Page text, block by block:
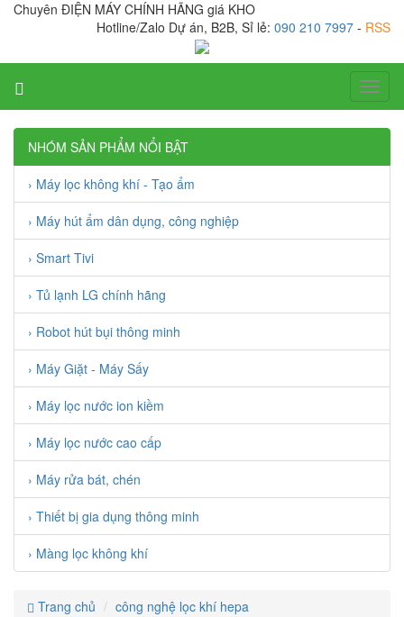
Chuyên ĐIỆN MÁY CHÍNH HÃNG giá KHO
Hotline/Zalo Dự án, B2B, Sỉ lẻ: 090 210 7997 - RSS
NHÓM SẢN PHẨM NỔI BẬT
› Máy lọc không khí - Tạo ẩm
› Máy hút ẩm dân dụng, công nghiệp
› Smart Tivi
› Tủ lạnh LG chính hãng
› Robot hút bụi thông minh
› Máy Giặt - Máy Sấy
› Máy lọc nước ion kiềm
› Máy lọc nước cao cấp
› Máy rửa bát, chén
› Thiết bị gia dụng thông minh
› Màng lọc không khí
Trang chủ công nghệ lọc khí hepa